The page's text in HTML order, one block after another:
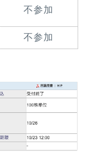
不参加
不参加